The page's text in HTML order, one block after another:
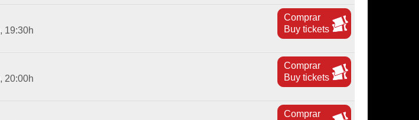
Comprar
Buy tickets
, 19:30h
Comprar
Buy tickets
, 20:00h
Comprar